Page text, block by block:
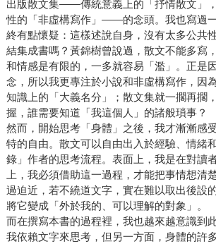
出版散文集——傳統意義上的「抒情散文」
性的「非虛構寫作」——的念頭。我也寫過
終有點懷疑：這樣述說自身，沒有太多公共
結集成書嗎？黃錦樹曾說過，散文不能多寫
和情感是有限的，一多就容易「濫」。正是
念，所以我更專注於小說和非虛構寫作，因
知識上的「大義名分」；散文集就一擱再擱
握，誰需要知道「我這個人」的諸般瑣事？
然而，開始思考「身體」之後，我才漸漸感
特的自由。散文可以自由出入於經驗、情緒
錄」作者的思考流程。表面上，我是在對讀
上，我必須借助這一過程，才能把事情想清
過迫近，若不繞道文字，實在難以取出後設
將它變成「外於我的、可以理解的對象」。
而在撰寫本書的過程裡，我也越來越意識到
我依賴文字來思考，但另一方面，身體的許